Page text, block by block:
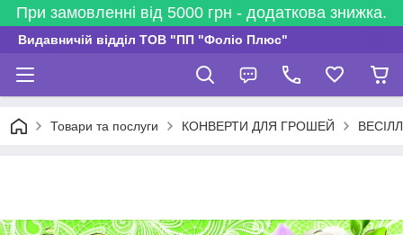
При замовленні від 5000 грн - додаткова знижка.
Видавничій відділ ТОВ "ПП "Фоліо Плюс"
Товари та послуги КОНВЕРТИ ДЛЯ ГРОШЕЙ